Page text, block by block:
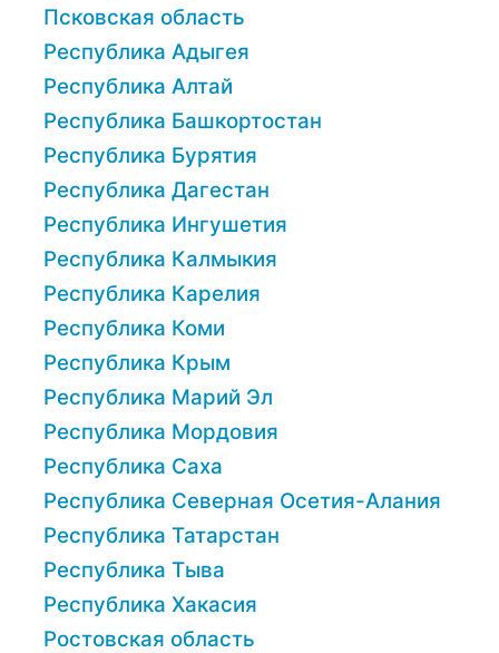
Псковская область
Республика Адыгея
Республика Алтай
Республика Башкортостан
Республика Бурятия
Республика Дагестан
Республика Ингушетия
Республика Калмыкия
Республика Карелия
Республика Коми
Республика Крым
Республика Марий Эл
Республика Мордовия
Республика Саха
Республика Северная Осетия-Алания
Республика Татарстан
Республика Тыва
Республика Хакасия
Ростовская область